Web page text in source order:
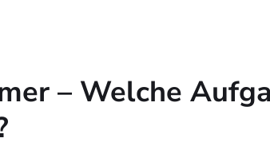
– Welche